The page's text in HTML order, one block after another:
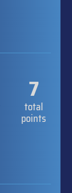
7
total
points